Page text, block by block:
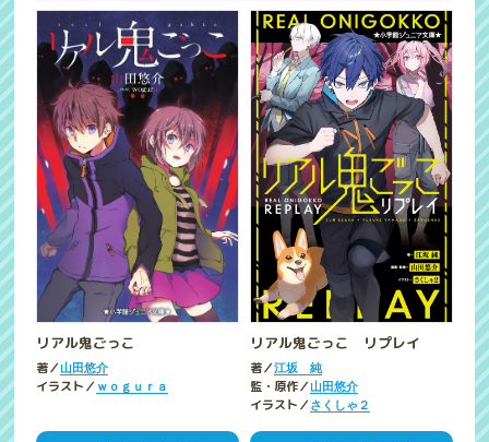
リアル鬼ごっこ
著／山田悠介
イラスト／ ｗｏｇｕｒａ
リアル鬼ごっこ リプレイ
著／江坂 純
監・原作／山田悠介
イラスト／さくしゃ２